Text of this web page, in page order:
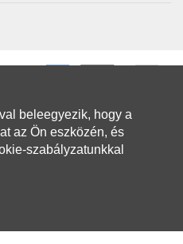
| Webáruház
Webstartconsulting.hu
beleegyezik, hogy a
az Ön eszközén, és
szabályzatunkkal